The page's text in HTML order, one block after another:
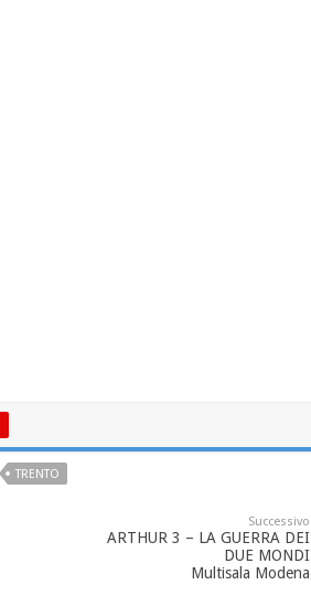
TRENTO
Successivo
ARTHUR 3 – LA GUERRA DEI
DUE MONDI
Multisala Modena